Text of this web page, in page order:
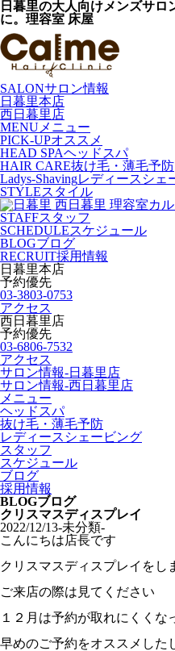
日暮里の大人向けメンズサ
に。理容室 床屋
SALONサロン情報
日暮里本店
西日暮里店
MENU メニュー
PICK-UPオススメ
HEAD SPAヘッドスパ
HAIR CARE抜け毛・薄毛予防
Ladys-Shavingレディースシェ
STYLEスタイル
STAFFスタッフ
SCHEDULEスケジュール
BLOGブログ
RECRUIT採用情報
日暮里本店
予約優先
03-3803-0753
アクセス
西日暮里店
予約優先
03-6806-7532
アクセス
サロン情報-日暮里店
サロン情報-西日暮里店
メニュー
ヘッドスパ
抜け毛・薄毛予防
レディースシェービング
スタッフ
スケジュール
ブログ
採用情報
BLOGブログ
クリスマスディスプレイ
2022/12/13-未分類-
こんにちは店長です
クリスマスディスプレイをし
ご来店の際は見てください
１２月は予約が取れにくくな
早めのご予約をオススメした